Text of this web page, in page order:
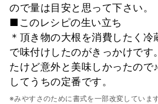
ので量は目安と思って下さい。
■このレシピの生い立ち
＊頂き物の大根を消費したく
で味付けしたのがきっかけです
たけど意外と美味しかったので
してうちの定番です。
※みやすさのために書式を一部改変しています